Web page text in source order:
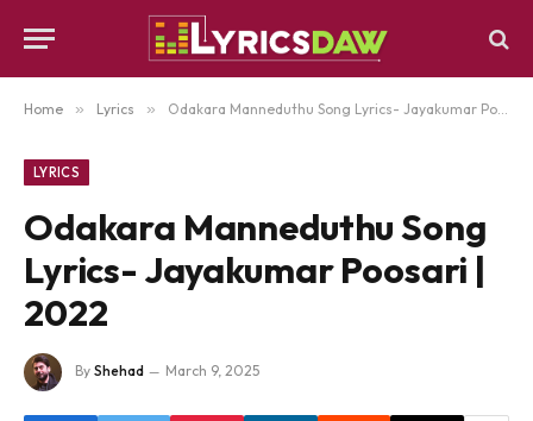
Home » Lyrics » Odakara Manneduthu Song Lyrics- Jayakumar Poosari | 2022
LYRICS
Odakara Manneduthu Song
Lyrics- Jayakumar Poosari |
2022
By Shehad March 9, 2025